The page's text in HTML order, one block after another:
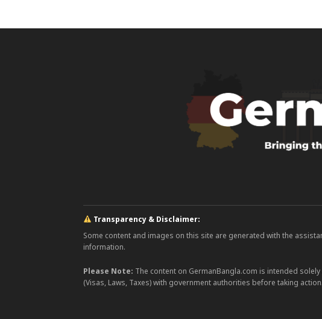
Transparency & Disclaimer:
Some content and images on this site are generated with the
information.
Please Note: The content on GermanBangla.com is intended solely
(Visas, Laws, Taxes) with government authorities before taking action.